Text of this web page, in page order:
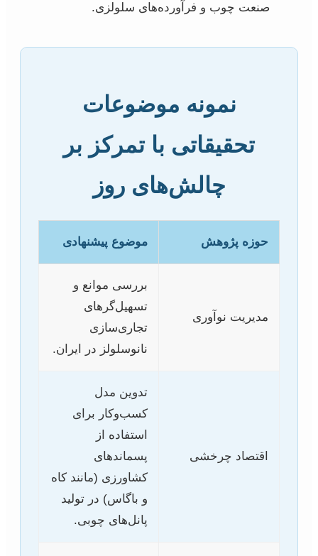
صنعت چوب و فرآورده‌های سلولزی.
نمونه موضوعات
تحقیقاتی با تمرکز بر
چالش‌های روز
حوزه پژوهش موضوع پیشنهادی
مدیریت نوآوری
بررسی موانع و
تسهیل‌گرهای
تجاری‌سازی
نانوسلولز در ایران.
اقتصاد چرخشی
تدوین مدل
کسب‌وکار برای
استفاده از
پسماندهای
کشاورزی (مانند کاه
و باگاس) در تولید
پانل‌های چوبی.